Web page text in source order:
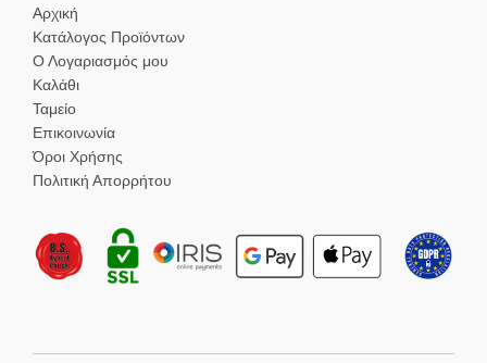
Αρχική
Κατάλογος Προϊόντων
Ο Λογαριασμός μου
Καλάθι
Ταμείο
Επικοινωνία
Όροι Χρήσης
Πολιτική Απορρήτου